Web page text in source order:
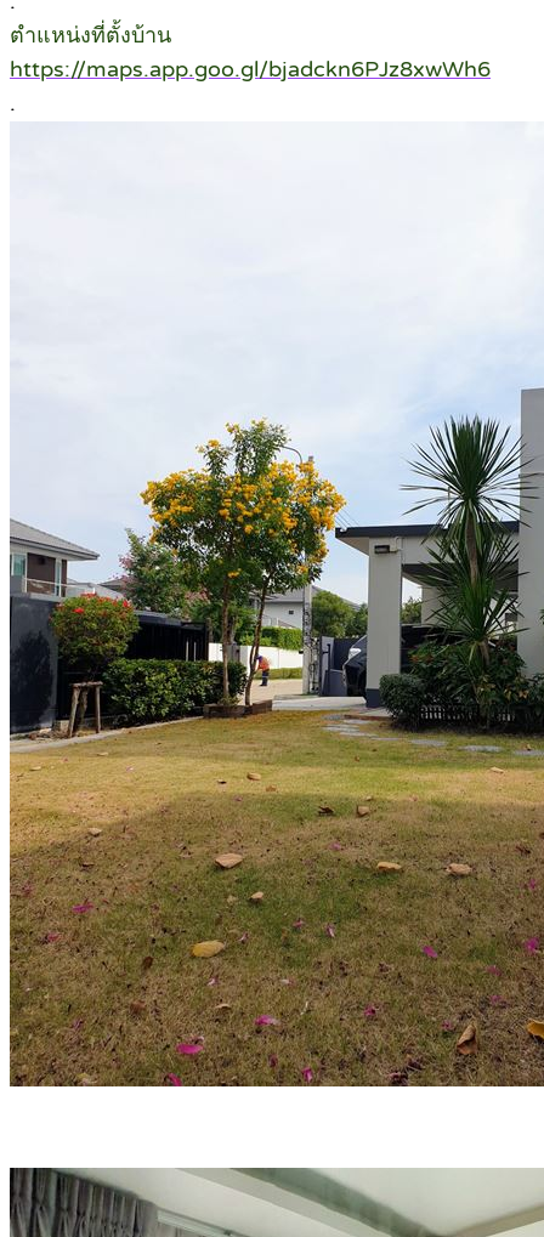
ตำแหน่งที่ตั้งบ้าน
https://maps.app.goo.gl/bjadckn6PJz8xwWh6
.